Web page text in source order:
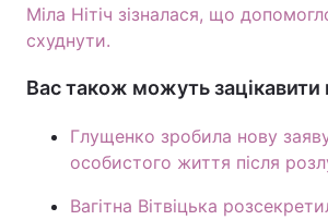
Міла Нітіч зізналася, що
схуднути.
Вас також можуть зацікавити
Глущенко зробила нову
особистого життя після
Вагітна Вітвіцька